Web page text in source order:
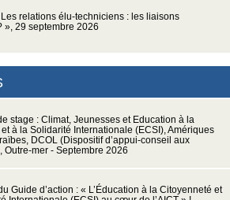
relations élu-techniciens : les liaisons
», 29 septembre 2026
stage : Climat, Jeunesses et Education à la
à la Solidarité Internationale (ECSI), Amériques
DCOL (Dispositif d’appui-conseil aux
Outre-mer - Septembre 2026
Guide d’action : « L’Éducation à la Citoyenneté et